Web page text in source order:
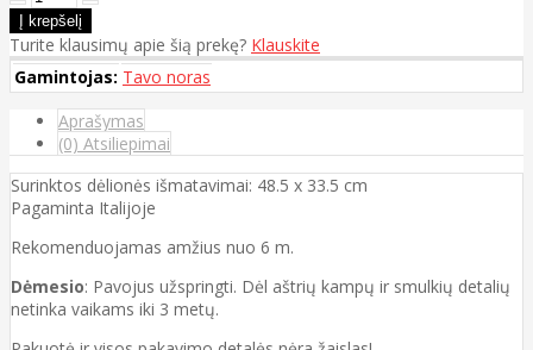
Turite klausimų apie šią prekę? Klauskite
Gamintojas: Tavo noras
Aprašymas
(0) Atsiliepimai
Surinktos dėlionės išmatavimai: 48.5 x 33.5 cm
Pagaminta Italijoje
Rekomenduojamas amžius nuo 6 m.
Dėmesio: Pavojus užspringti. Dėl aštrių kampų ir smulkių detalių
netinka vaikams iki 3 metų.